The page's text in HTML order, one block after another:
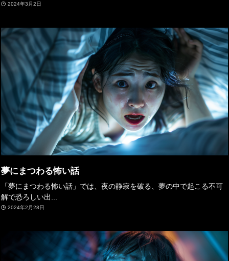
2024年3月2日
夢にまつわる怖い話
「夢にまつわる怖い話」では、夜の静寂を破る、夢の中で起こる不可
解で恐ろしい出...
2024年2月28日